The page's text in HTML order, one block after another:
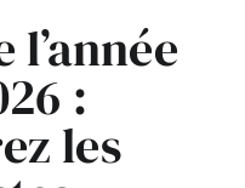
:
les